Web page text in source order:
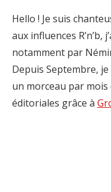
Hello ! Je suis
aux influences R’n’b,
notamment par
Depuis Septembre,
un morceau par mois
éditoriales grâce à